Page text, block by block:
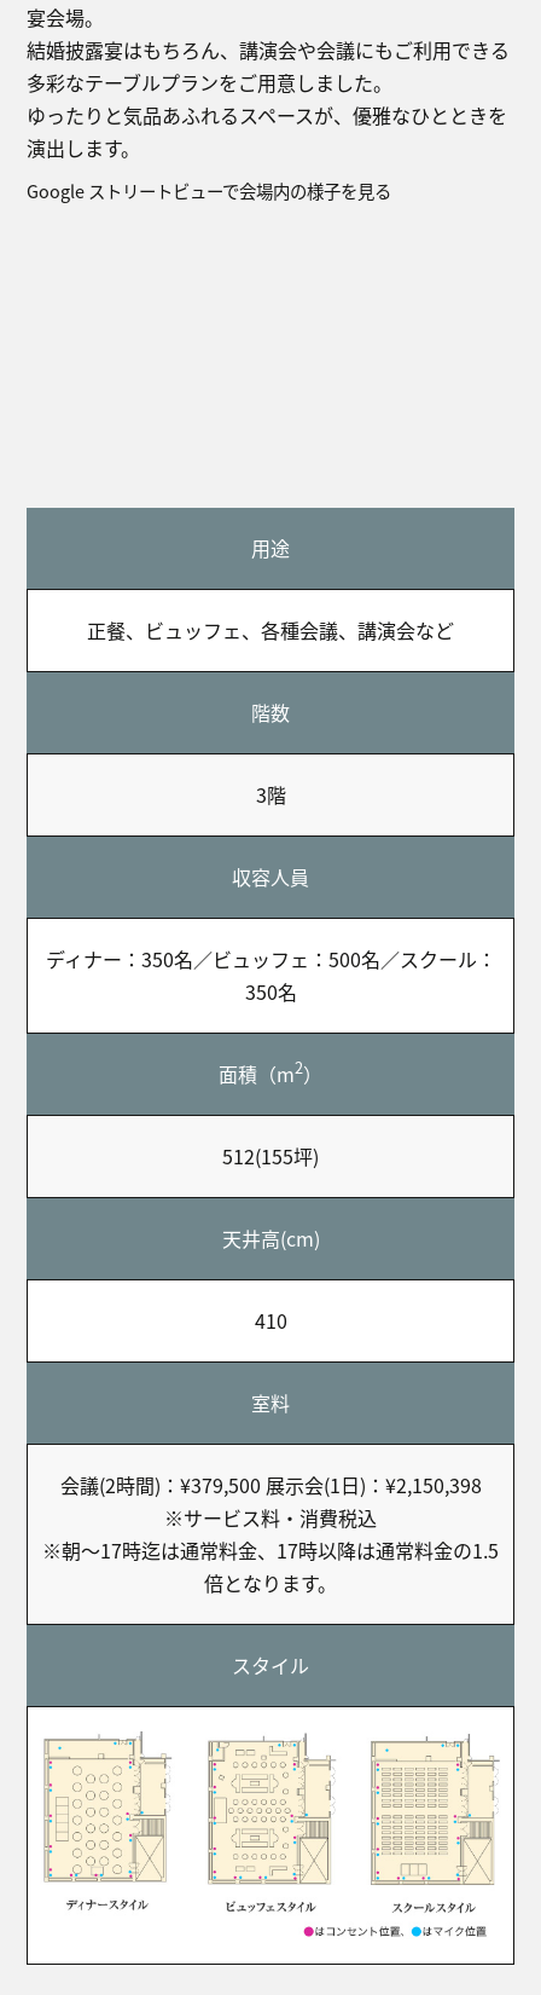
宴会場。
結婚披露宴はもちろん、講演会や会議にもご利用できる
多彩なテーブルプランをご用意しました。
ゆったりと気品あふれるスペースが、優雅なひとときを
演出します。
Google ストリートビューで会場内の様子を見る
用途
正餐、ビュッフェ、各種会議、講演会など
階数
3階
収容人員
ディナー：350名／ビュッフェ：500名／スクール：
350名
面積（m2）
512(155坪)
天井高(cm)
410
室料
会議(2時間)：¥379,500 展示会(1日)：¥2,150,398
※サービス料・消費税込
※朝～17時迄は通常料金、17時以降は通常料金の1.5
倍となります。
スタイル